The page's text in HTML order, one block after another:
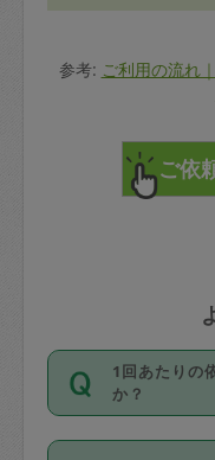
参考: ご利用の流れ
1回あたりの
か？
依頼1回に